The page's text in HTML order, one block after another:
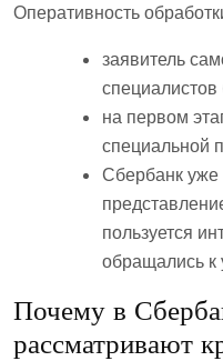
Оперативность
заявитель
на первом
специальной
Сбербанк уже
пользуется
обращались к
Почему в
рассматривают